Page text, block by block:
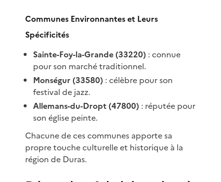
Communes Environnantes et Leurs
Spécificités
Sainte-Foy-la-Grande (33220) : connue
pour son marché traditionnel.
Monségur (33580) : célèbre pour son
festival de jazz.
Allemans-du-Dropt (47800) : réputée pour
son église peinte.
Chacune de ces communes apporte sa
propre touche culturelle et historique à la
région de Duras.